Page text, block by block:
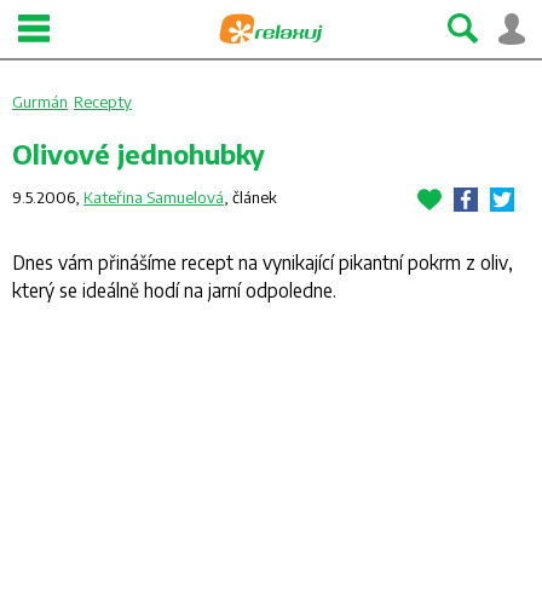
Gurmán Recepty
Olivové jednohubky
9.5.2006, Kateřina Samuelová článek
Dnes vám přinášíme recept na vynikající pikantní pokrm z oliv,
který se ideálně hodí na jarní odpoledne.